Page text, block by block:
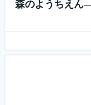
森のようちえん
化。これまでインター